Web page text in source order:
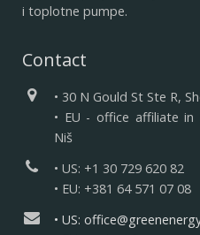
i toplotne pumpe.
Contact
• 30 N Gould St Ste R,
• EU - office affiliate in
Niš
• US: +1 30 729 620 82
• EU: +381 64 571 07 08
• US: